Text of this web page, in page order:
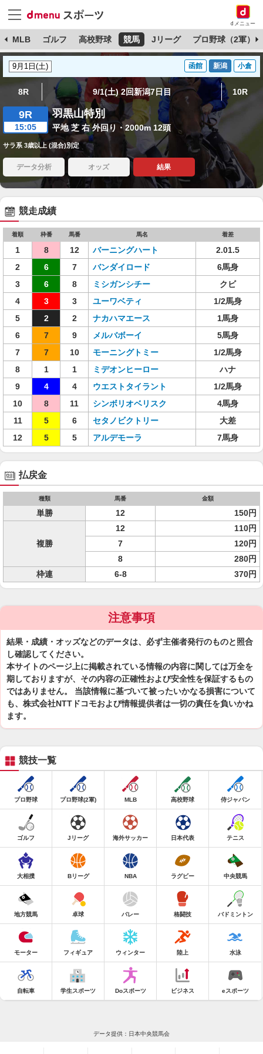
dメニュー
MLB ゴルフ 高校野球 競馬 Jリーグ プロ野球（2軍）
函館 新潟 小倉
8R 9/1(土) 2回新潟7日目 10R
9R
15:05
羽黒山特別
平地 芝 右 外回り・2000m 12頭
サラ系 3歳以上 (混合)別定
データ分析 オッズ 結果
競走成績
着順 枠番 馬番 馬名 着差
1 8 12 バーニングハート
2.01.5
2
6 7 バンダイロード
6馬身
3
6 8 ミシガンシチー
クビ
4
3 3 ユーワベティ
1/2馬身
5
2 2 ナカハマエース
1馬身
6
7 9 メルバボーイ
5馬身
7
7 10 モーニングトミー
1/2馬身
8
1 1 ミデオンヒーロー
ハナ
9
4 4 ウエストタイラント
1/2馬身
10
8 11 シンボリオベリスク
4馬身
11
5 6 セタノビクトリー
大差
12
5 5 アルデモーラ 7馬身
払戻金
種類 馬番 金額
単勝 12 150円
複勝
12
110円
7
120円
8
280円
枠連
6-8 370円
注意事項
結果・成績・オッズなどのデータは、必ず主催者発行のものと照合
し確認してください。
本サイトのページ上に掲載されている情報の内容に関しては万全を
期しておりますが、その内容の正確性および安全性を保証するもの
ではありません。 当該情報に基づいて被ったいかなる損害について
も、株式会社NTTドコモおよび情報提供者は一切の責任を負いかね
ます。
競技一覧
プロ野球 プロ野球(2軍) MLB 高校野球 侍ジャパン
ゴルフ Jリーグ 海外サッカー 日本代表 テニス
大相撲 Bリーグ NBA ラグビー 中央競馬
地方競馬 卓球 バレー 格闘技 バドミントン
モーター フィギュア ウィンター 陸上 水泳
自転車 学生スポーツ Doスポーツ ビジネス eスポーツ
データ提供：日本中央競馬会